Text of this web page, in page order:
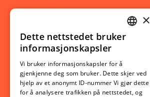
Ny student
Utveksling
Opptak
Lov- og regelverk
NORWEGIAN
×
Dette nettstedet bruker
informasjonskapsler
Vi bruker informasjonskapsler for å
gjenkjenne deg som bruker. Dette skjer ved
hjelp av et anonymt ID-nummer Vi gjør dette
for å analysere trafikken på nettstedet, og